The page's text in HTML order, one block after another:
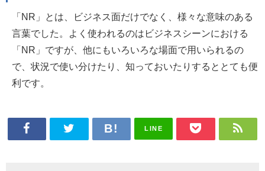
「NR」とは、ビジネス面だけでなく、様々な意味のある
言葉でした。よく使われるのはビジネスシーンにおける
「NR」ですが、他にもいろいろな場面で用いられるの
で、状況で使い分けたり、知っておいたりするととても便
利です。
LINE